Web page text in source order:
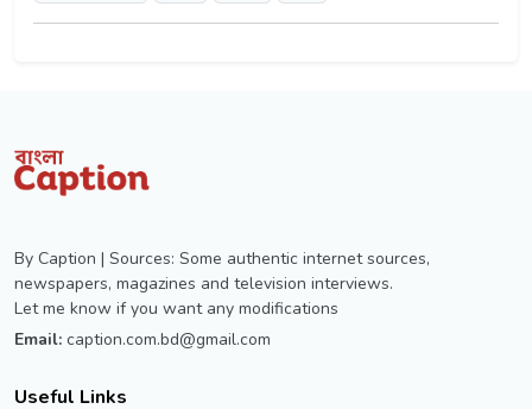
By Caption | Sources: Some authentic internet sources,
newspapers, magazines and television interviews.
Let me know if you want any modifications
Email: caption.com.bd@gmail.com
Useful Links